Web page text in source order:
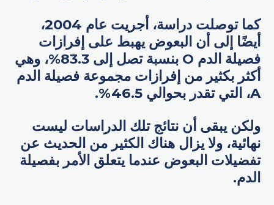
كما توصلت دراسة، أجريت عام 2004،
أيضًا إلى أن البعوض يهبط على إفرازات
فصيلة الدم O بنسبة تصل إلى 83.3%، وهي
أكثر بكثير من إفرازات مجموعة فصيلة الدم
A، التي تقدر بحوالي 46.5%.
ولكن يبقى أن نتائج تلك الدراسات ليست
نهائية، ولا يزال هناك الكثير من الحديث عن
تفضيلات البعوض عندما يتعلق الأمر بفصيلة
الدم.